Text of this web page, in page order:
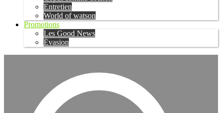
Entretien
World of watson
Promotions
Les Good News
Évasion